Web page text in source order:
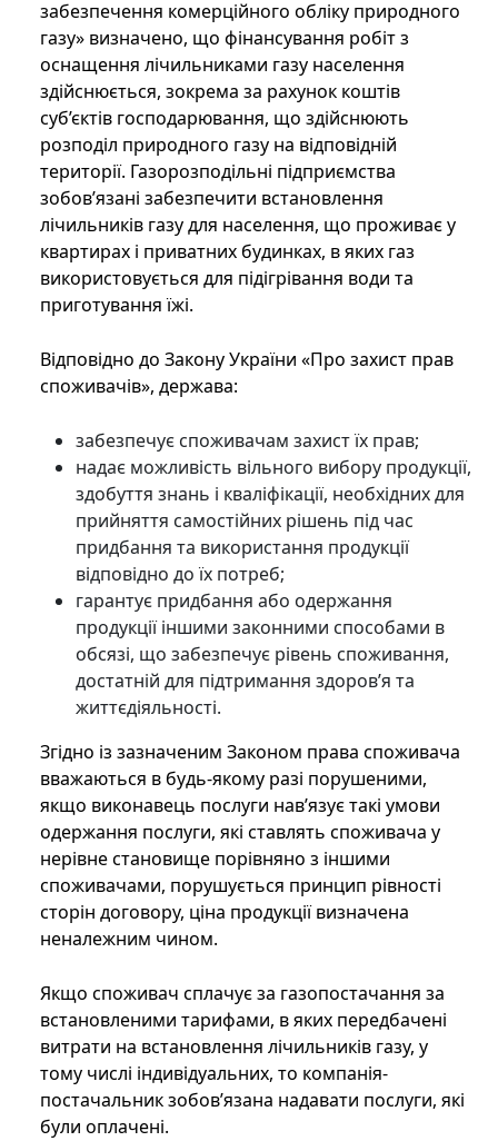
забезпечення комерційного обліку природного
газу» визначено, що фінансування робіт з
оснащення лічильниками газу населення
здійснюється, зокрема за рахунок коштів
суб’єктів господарювання, що здійснюють
розподіл природного газу на відповідній
території. Газорозподільні підприємства
зобов’язані забезпечити встановлення
лічильників газу для населення, що проживає у
квартирах і приватних будинках, в яких газ
використовується для підігрівання води та
приготування їжі.
Відповідно до Закону України «Про захист прав
споживачів», держава:
забезпечує споживачам захист їх прав;
надає можливість вільного вибору продукції,
здобуття знань і кваліфікації, необхідних для
прийняття самостійних рішень під час
придбання та використання продукції
відповідно до їх потреб;
гарантує придбання або одержання
продукції іншими законними способами в
обсязі, що забезпечує рівень споживання,
достатній для підтримання здоров’я та
життєдіяльності.
Згідно із зазначеним Законом права споживача
вважаються в будь-якому разі порушеними,
якщо виконавець послуги нав’язує такі умови
одержання послуги, які ставлять споживача у
нерівне становище порівняно з іншими
споживачами, порушується принцип рівності
сторін договору, ціна продукції визначена
неналежним чином.
Якщо споживач сплачує за газопостачання за
встановленими тарифами, в яких передбачені
витрати на встановлення лічильників газу, у
тому числі індивідуальних, то компанія-
постачальник зобов’язана надавати послуги, які
були оплачені.